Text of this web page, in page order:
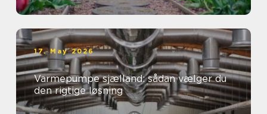
17. May 2026
Varmepumpe sjælland: sådan vælger du
den rigtige løsning